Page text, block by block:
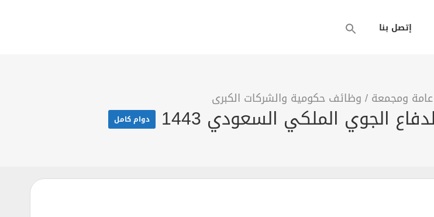
إتصل بنا
ومجمعة / وظائف حكومية والشركات الكبرى
دوام كامل